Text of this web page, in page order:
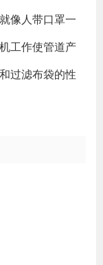
像人带口罩一
工作使管道产
过滤布袋的性